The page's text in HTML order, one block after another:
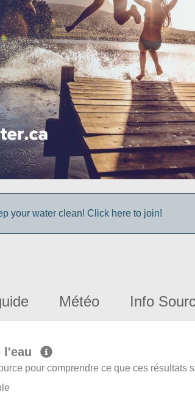
your water clean! Click here to join!
Météo Info
l'eau
pour comprendre ce que ces résultats